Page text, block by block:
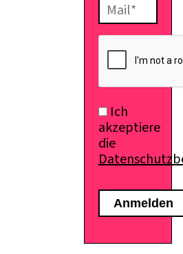
Ich
akzeptiere
die